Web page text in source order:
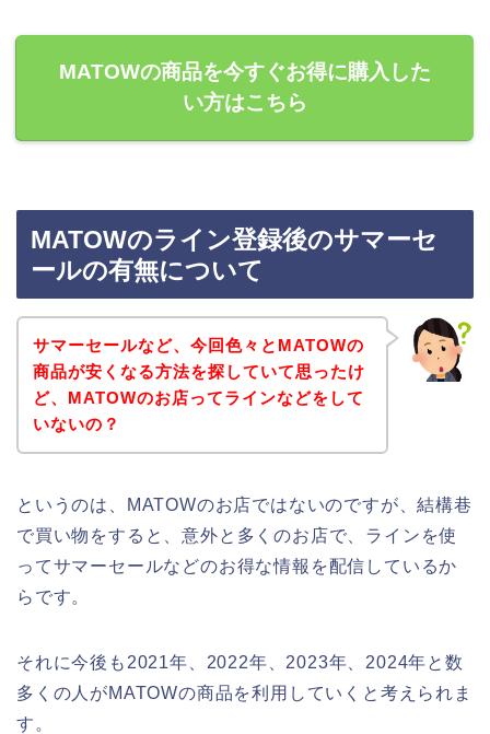
MATOWの商品を今すぐお得に購入した
い方はこちら
MATOWのライン登録後のサマーセ
ールの有無について
サマーセールなど、今回色々とMATOWの
商品が安くなる方法を探していて思ったけ
ど、MATOWのお店ってラインなどをして
いないの？
というのは、MATOWのお店ではないのですが、結構巷
で買い物をすると、意外と多くのお店で、ラインを使
ってサマーセールなどのお得な情報を配信しているか
らです。
それに今後も2021年、2022年、2023年、2024年と数
多くの人がMATOWの商品を利用していくと考えられま
す。